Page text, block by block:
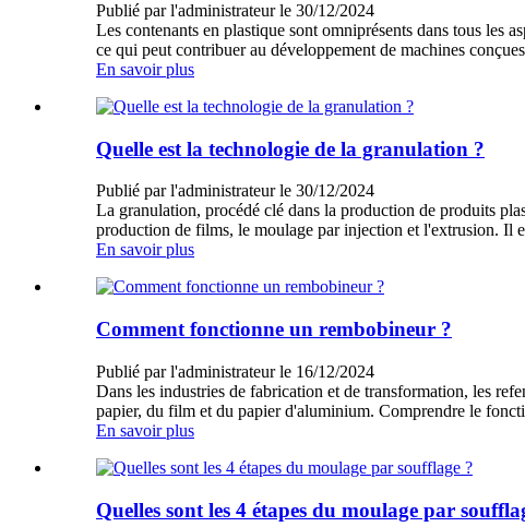
Publié par l'administrateur le 30/12/2024
Les contenants en plastique sont omniprésents dans tous les
ce qui peut contribuer au développement de machines
En savoir plus
Quelle est la technologie de la granulation ?
Publié par l'administrateur le 30/12/2024
La granulation, procédé clé dans la production de produits
production de films, le moulage par injection et l'extrusion. Il
En savoir plus
Comment fonctionne un rembobineur ?
Publié par l'administrateur le 16/12/2024
Dans les industries de fabrication et de transformation, les
papier, du film et du papier d'aluminium. Comprendre le
En savoir plus
Quelles sont les 4 étapes du moulage par